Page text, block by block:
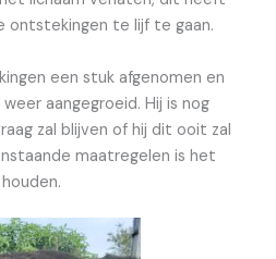
ontstekingen te lijf te gaan.
een stuk afgenomen en
aangegroeid. Hij is nog
zal blijven of hij dit ooit zal
maatregelen is het